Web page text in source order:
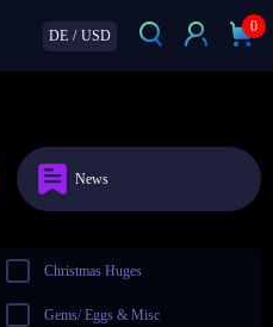
DE / USD
0
News
Christmas Huges
Gems/ Eggs & Misc